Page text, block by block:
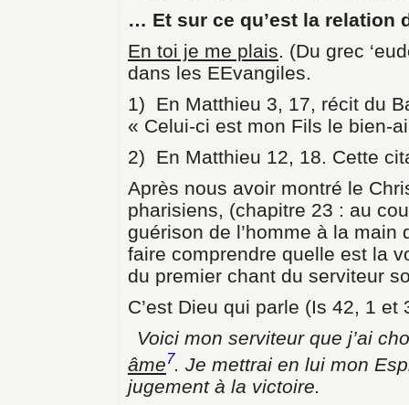
… Et sur ce qu’est la relation
En toi je me plais. (Du grec
dans les EEvangiles.
1) En Matthieu 3, 17, récit du
« Celui-ci est mon Fils le bien-
2) En Matthieu 12, 18. Cette
Après nous avoir montré le
pharisiens, (chapitre 23 : au
guérison de l’homme à la
faire comprendre quelle est la
du premier chant du serviteur
C’est Dieu qui parle (Is 42, 1 et
Voici mon serviteur que j’ai
âme7. Je mettrai en lui mon
jugement à la victoire.